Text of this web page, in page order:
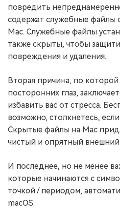
повредить
содержат служебные файлы
Mac. Служебные файлы
также скрыты, чтобы
повреждения и удаления.
Вторая причина, по
посторонних глаз,
избавить вас от стресса.
возможно, столкнетесь,
Скрытые файлы на Mac
чистый и опрятный
И последнее, но не менее
которые начинаются с
точкой / периодом,
macOS.